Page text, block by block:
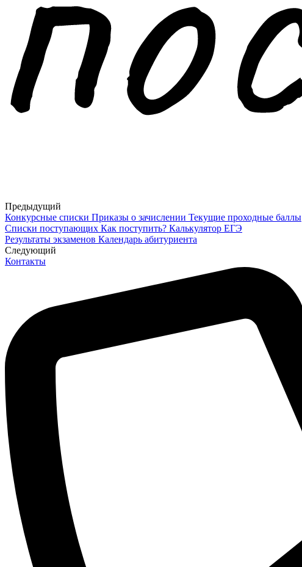
Предыдущий
Конкурсные списки Приказы о зачислении Текущие проходные баллы
Списки поступающих Как поступить? Калькулятор ЕГЭ
Результаты экзаменов Календарь абитуриента
Cледующий
Контакты